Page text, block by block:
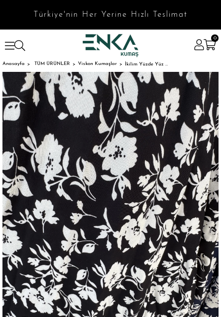
Türkiye'nin Her Yerine Hızlı Teslimat
0
Anasayfa TÜM ÜRÜNLER Viskon Kumaşlar İkilim Yüzde Yüz Pamuklu Viskon Kumaş